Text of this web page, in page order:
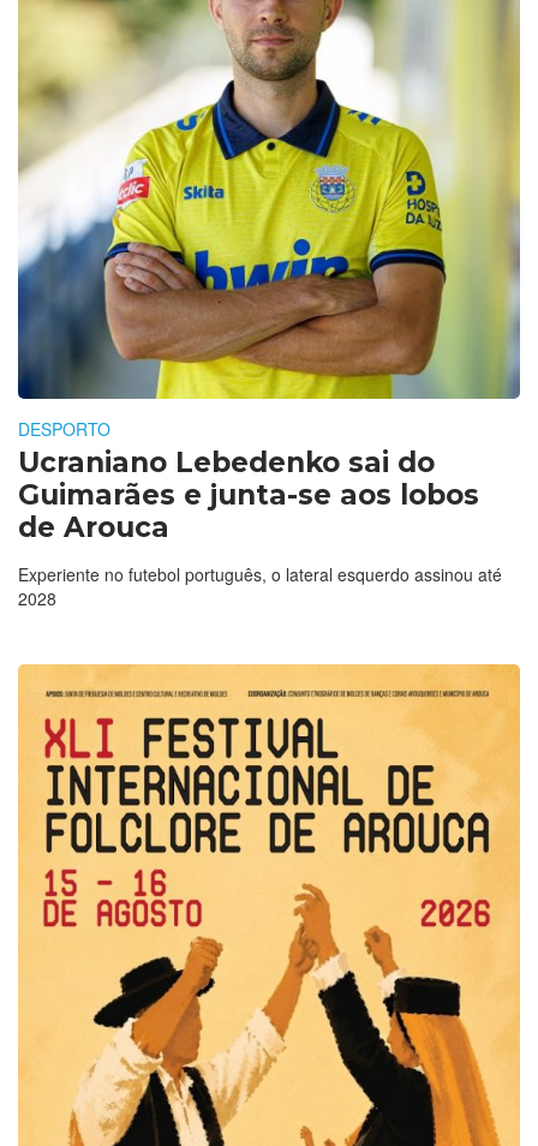
DESPORTO
Ucraniano Lebedenko sai do
Guimarães e junta-se aos lobos
de Arouca
Experiente no futebol português, o lateral esquerdo assinou até
2028